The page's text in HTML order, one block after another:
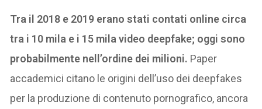
Tra il 2018 e 2019 erano stati contati online circa
tra i 10 mila e i 15 mila video deepfake; oggi sono
probabilmente nell’ordine dei milioni. Paper
accademici citano le origini dell’uso dei deepfakes
per la produzione di contenuto pornografico, ancora